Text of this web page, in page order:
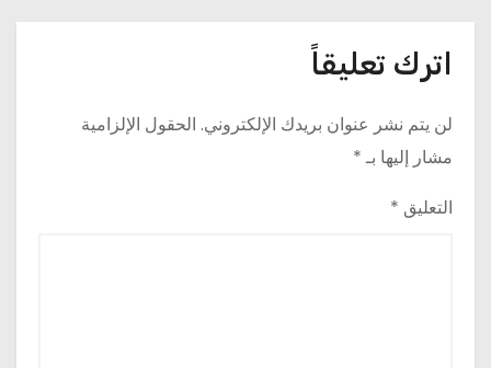
اترك تعليقاً
لن يتم نشر عنوان بريدك الإلكتروني. الحقول الإلزامية
مشار إليها بـ*
التعليق *